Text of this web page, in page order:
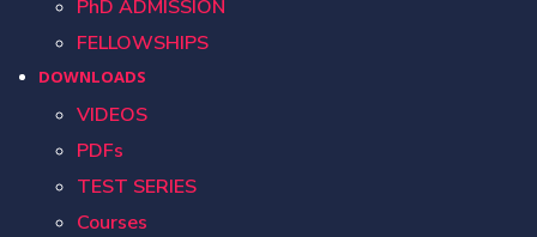
PhD ADMISSION
FELLOWSHIPS
DOWNLOADS
VIDEOS
PDFs
TEST SERIES
Courses